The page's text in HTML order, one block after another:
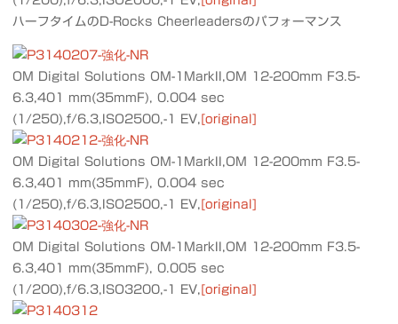
ハーフタイムのD-Rocks Cheerleadersのパフォーマンス
OM Digital Solutions OM-1MarkII,OM 12-200mm F3.5-
6.3,401 mm(35mmF), 0.004 sec
(1/250),f/6.3,ISO2500,-1 EV, [original]
OM Digital Solutions OM-1MarkII,OM 12-200mm F3.5-
6.3,401 mm(35mmF), 0.004 sec
(1/250),f/6.3,ISO2500,-1 EV, [original]
OM Digital Solutions OM-1MarkII,OM 12-200mm F3.5-
6.3,401 mm(35mmF), 0.005 sec
(1/200),f/6.3,ISO3200,-1 EV, [original]